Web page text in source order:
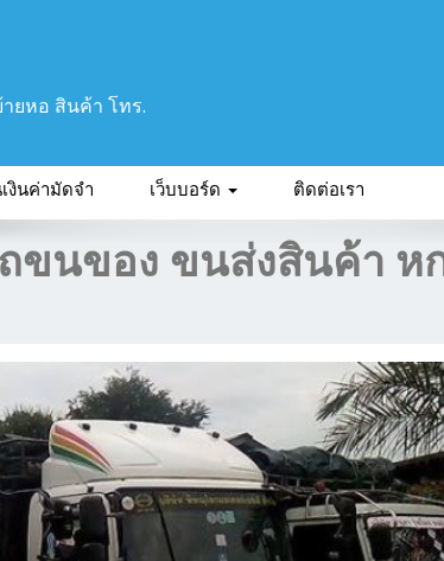
ยหอ สินค้า โทร.
งินค่ามัดจำ เว็บบอร์ด ติดต่อเรา
ขนของ ขนส่งสินค้า ห